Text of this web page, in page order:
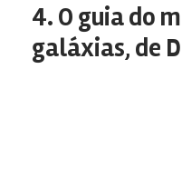
4. O guia do
galáxias, de